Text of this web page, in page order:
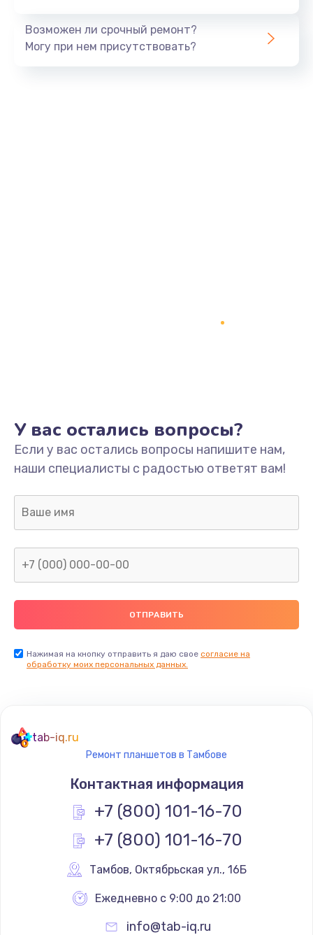
Тюнинг динамиков
Модернизация
2100 руб.
2000 руб.
Ремонт пищалок(твитеров)
900 руб.
Заказать
1795 руб.
Заказать
Ремонт разъема питания
1120 руб.
Заказать
Замена видеочипа
Возможен ли срочный ремонт?
Могу при нем присутствовать?
У вас остались вопросы?
Если у вас остались вопросы напишите нам,
наши специалисты с радостью ответят вам!
Нажимая на кнопку отправить я даю свое согласие на
обработку моих персональных данных.
tab-iq.ru
Ремонт планшетов в Тамбове
Контактная информация
+7 (800) 101-16-70
+7 (800) 101-16-70
Тамбов, Октябрьская ул., 16Б
Ежедневно с 9:00 до 21:00
info@tab-iq.ru